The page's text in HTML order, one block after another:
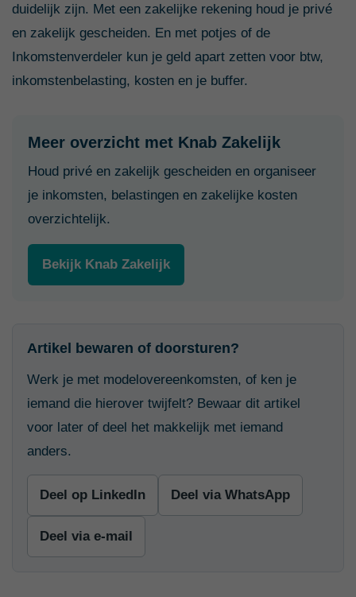
duidelijk zijn. Met een zakelijke rekening houd je privé
en zakelijk gescheiden. En met potjes of de
Inkomstenverdeler kun je geld apart zetten voor btw,
inkomstenbelasting, kosten en je buffer.
Meer overzicht met Knab Zakelijk
Houd privé en zakelijk gescheiden en organiseer
je inkomsten, belastingen en zakelijke kosten
overzichtelijk.
Bekijk Knab Zakelijk
Artikel bewaren of doorsturen?
Werk je met modelovereenkomsten, of ken je
iemand die hierover twijfelt? Bewaar dit artikel
voor later of deel het makkelijk met iemand
anders.
Deel op LinkedIn Deel via WhatsApp
Deel via e-mail